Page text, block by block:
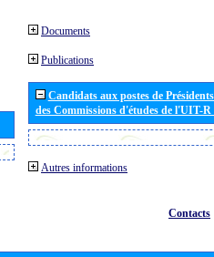
Documents
Publications
Candidats aux postes de
des Commissions d'études de l'UIT-
Autres informations
Contacts